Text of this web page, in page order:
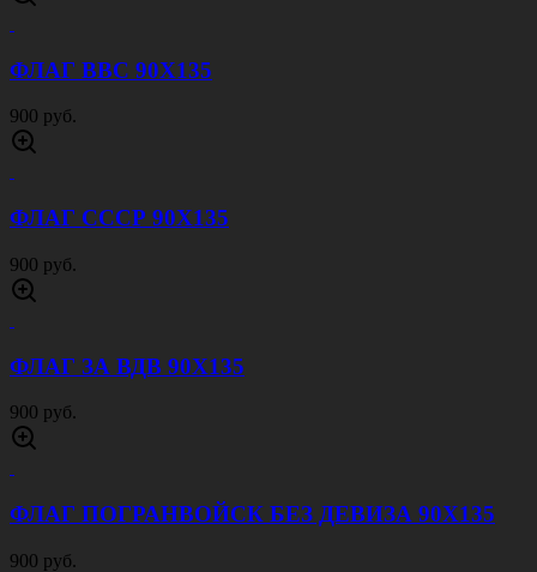
ФЛАГ ВВС 90Х135
900 руб.
ФЛАГ СССР 90Х135
900 руб.
ФЛАГ ЗА ВДВ 90Х135
900 руб.
ФЛАГ ПОГРАНВОЙСК БЕЗ ДЕВИЗА 90Х135
900 руб.